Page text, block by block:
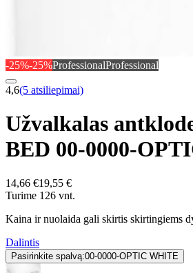
-25%-25%ProfessionalProfessional
4,6(5 atsiliepimai)
Užvalkalas
BED 00-0000-
14,66 €19,55 €
Turime 126 vnt.
Kaina ir nuolaida gali skirtis skirtingiems
Dalintis
Pasirinkite spalvą:00-0000-OPTIC WHITE